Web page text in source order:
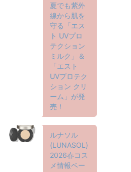
夏でも紫外
線から肌を
守る「エス
ト UVプロ
テクション
ミルク」＆
「エスト
UVプロテク
ション クリ
ーム」が発
売！
ルナソル
(LUNASOL)
2026春コス
メ情報ベー